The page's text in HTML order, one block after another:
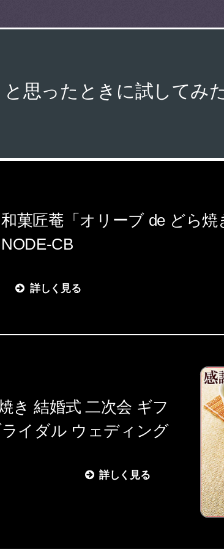
思ったときに試してみ
和菓匠菴「オリーブ de どら焼
NODE-CB
詳しく見る
き 結婚式 二次会 ギフ
イダル ウェディング
詳しく見る